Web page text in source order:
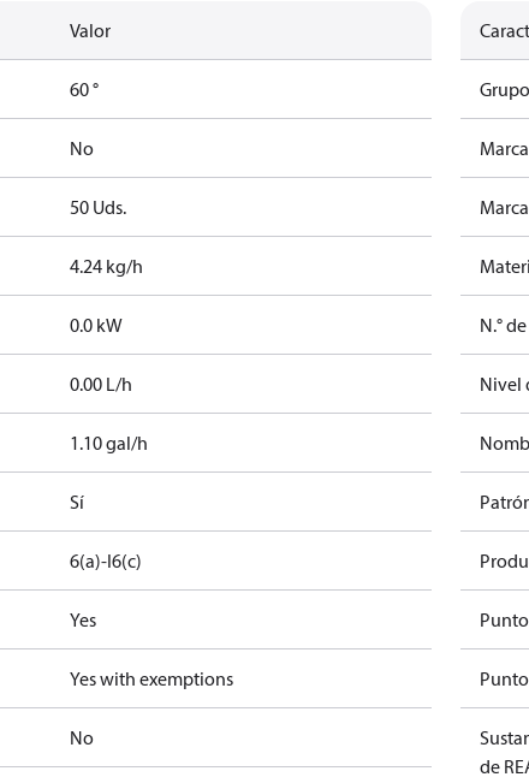
Valor
60 °
No
50 Uds.
4.24 kg/h
0.0 kW
0.00 L/h
1.10 gal/h
Sí
6(a)-I6(c)
Yes
Yes with exemptions
No
N.°
Nivel
de